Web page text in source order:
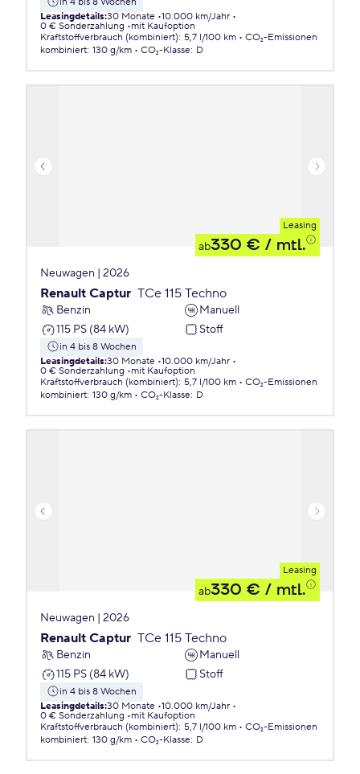
Leasingdetails:30 Monate 10.000 km/Jahr
0 € Sonderzahlung
mit Kaufoption
Kraftstoffverbrauch (kombiniert): 5,7 l/100 km
CO₂-Emissionen
kombiniert: 130 g/km CO₂-Klasse: D
Leasing
ab330 € / mtl.
Neuwagen | 2026
Renault Captur TCe 115 Techno
Benzin
Manuell
115 PS (84 kW)
Stoff
in 4 bis 8 Wochen
Leasingdetails:30 Monate 10.000 km/Jahr
0 € Sonderzahlung
mit Kaufoption
Kraftstoffverbrauch (kombiniert): 5,7 l/100 km
CO₂-Emissionen
kombiniert: 130 g/km CO₂-Klasse: D
Leasing
ab330 € / mtl.
Neuwagen | 2026
Renault Captur TCe 115 Techno
Benzin
Manuell
115 PS (84 kW)
Stoff
in 4 bis 8 Wochen
Leasingdetails:30 Monate 10.000 km/Jahr
0 € Sonderzahlung
mit Kaufoption
Kraftstoffverbrauch (kombiniert): 5,7 l/100 km
CO₂-Emissionen
kombiniert: 130 g/km CO₂-Klasse: D